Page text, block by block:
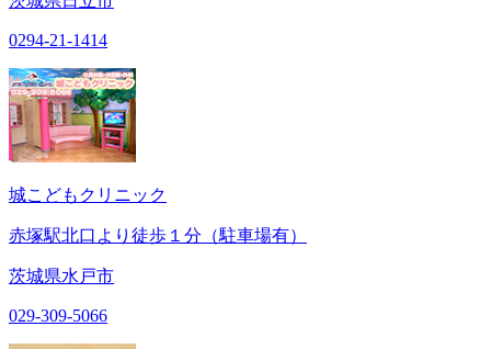
0294-21-1414
城こどもクリニック
赤塚駅北口より徒歩１分（駐車場有）
茨城県水戸市
029-309-5066